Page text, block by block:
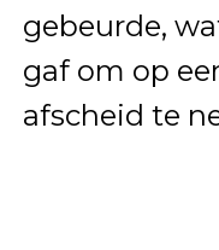
gebeurde,
gaf om op
afscheid te